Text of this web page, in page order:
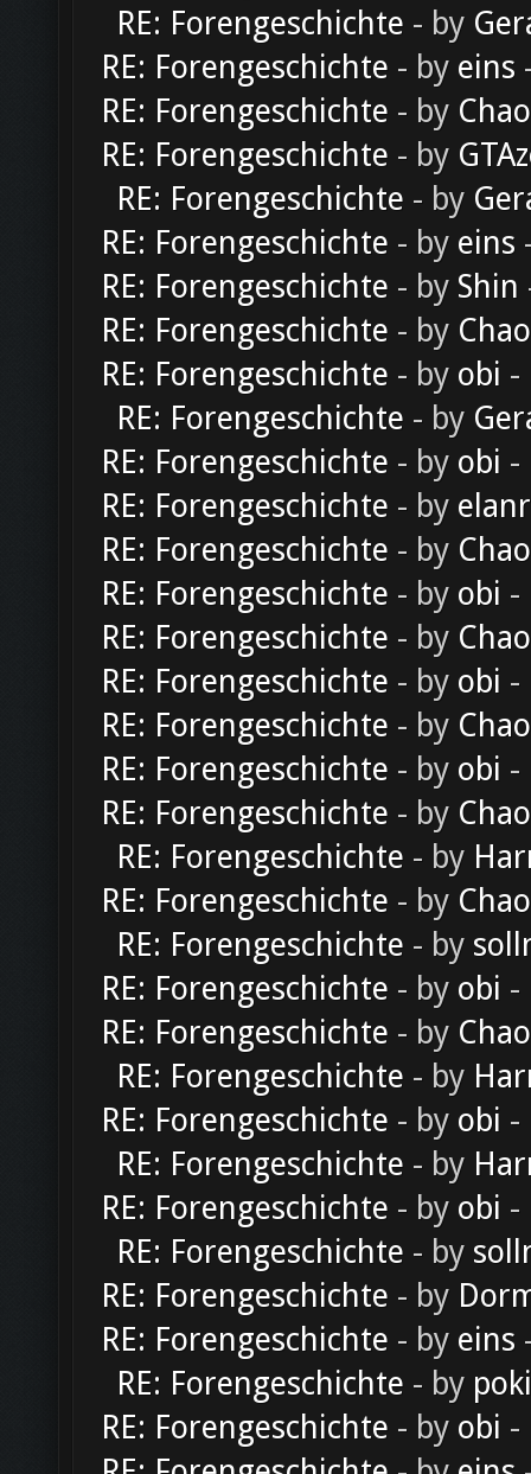
RE: Forengeschichte - by
RE: Forengeschichte - by eins
RE: Forengeschichte - by
RE: Forengeschichte - by
RE: Forengeschichte - by
RE: Forengeschichte - by eins
RE: Forengeschichte - by Shin
RE: Forengeschichte - by
RE: Forengeschichte - by obi -
RE: Forengeschichte - by
RE: Forengeschichte - by obi -
RE: Forengeschichte - by
RE: Forengeschichte - by
RE: Forengeschichte - by obi -
RE: Forengeschichte - by
RE: Forengeschichte - by obi -
RE: Forengeschichte - by
RE: Forengeschichte - by obi -
RE: Forengeschichte - by
RE: Forengeschichte - by
RE: Forengeschichte - by
RE: Forengeschichte - by
RE: Forengeschichte - by obi -
RE: Forengeschichte - by
RE: Forengeschichte - by
RE: Forengeschichte - by obi -
RE: Forengeschichte - by
RE: Forengeschichte - by obi -
RE: Forengeschichte - by
RE: Forengeschichte - by
RE: Forengeschichte - by eins
RE: Forengeschichte - by
RE: Forengeschichte - by obi -